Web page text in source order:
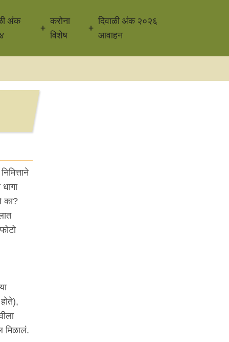
अंक
करोना
विशेष
दिवाळी अंक २०२६
आवाहन
का?
मिळालं.